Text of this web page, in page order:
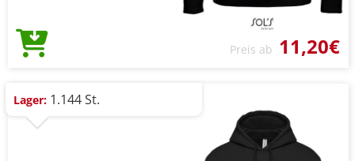
Preis ab 11,20€
Lager: 1.144 St.